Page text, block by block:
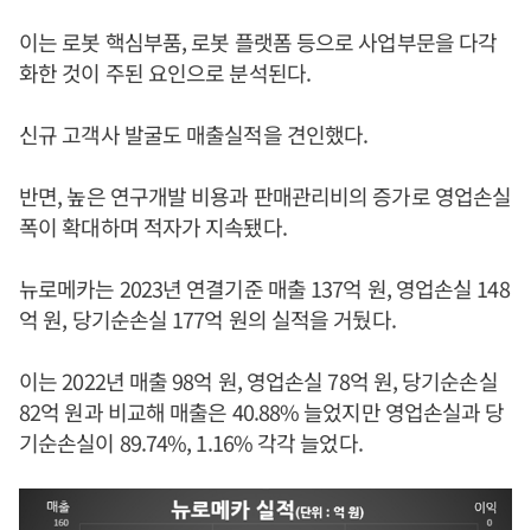
이는 로봇 핵심부품, 로봇 플랫폼 등으로 사업부문을 다각
화한 것이 주된 요인으로 분석된다.
신규 고객사 발굴도 매출실적을 견인했다.
반면, 높은 연구개발 비용과 판매관리비의 증가로 영업손실
폭이 확대하며 적자가 지속됐다.
뉴로메카는 2023년 연결기준 매출 137억 원, 영업손실 148
억 원, 당기순손실 177억 원의 실적을 거뒀다.
이는 2022년 매출 98억 원, 영업손실 78억 원, 당기순손실
82억 원과 비교해 매출은 40.88% 늘었지만 영업손실과 당
기순손실이 89.74%, 1.16% 각각 늘었다.